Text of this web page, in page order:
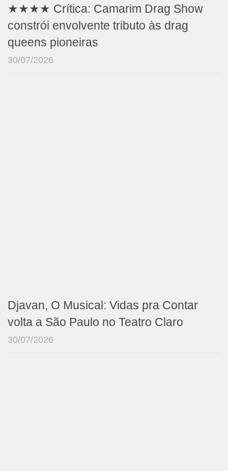
★★★★ Crítica: Camarim Drag Show
constrói envolvente tributo às drag
queens pioneiras
30/07/2026
Djavan, O Musical: Vidas pra Contar
volta a São Paulo no Teatro Claro
30/07/2026